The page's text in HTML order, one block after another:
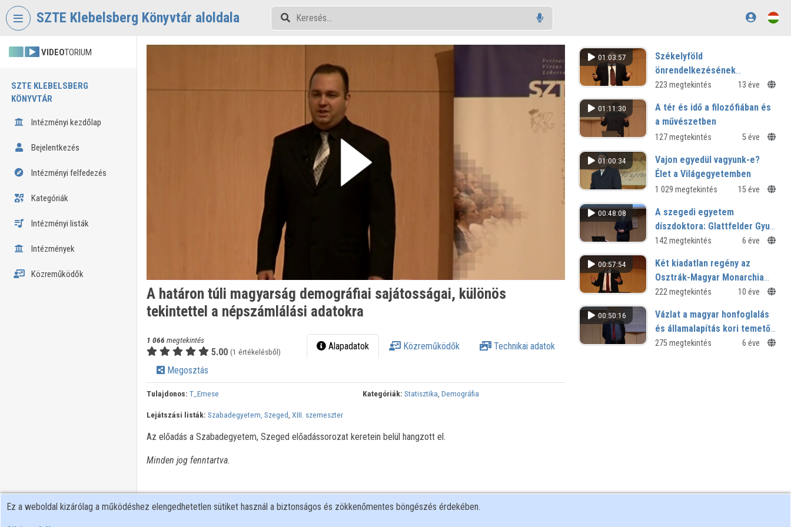
Fejléc kihagyása
SZTE Klebelsberg Könyvtár aloldala
VIDEOTORIUM
SZTE KLEBELSBERG
KÖNYVTÁR
Intézményi kezdőlap
Bejelentkezés
Intézményi felfedezés
Kategóriák
Intézményi listák
Intézmények
Közreműködők
A határon túli magyarság demográfiai sajátosságai, különös
tekintettel a népszámlálási adatokra
1 066 megtekintés
5.00 (1 értékelésből) Alapadatok Közreműködők Technikai adatok
Megosztás
Tulajdonos: T_Emese Kategóriák: Statisztika,Demográfia
Lejátszási listák: Szabadegyetem, Szeged, XIII. szemeszter
Az előadás a Szabadegyetem, Szeged előadássorozat keretein belül hangzott el.
Minden jog fenntartva.
01:03:57
Székelyföld
önrendelkezésének
évszázadai és a 21. század
223 megtekintés 13 éve
01:11:30
A tér és idő a filozófiában és
a művészetben
127 megtekintés 5 éve
01:00:34
Vajon egyedül vagyunk-e?
Élet a Világegyetemben
1 029 megtekintés 15 éve
00:48:08
A szegedi egyetem
díszdoktora: Glattfelder Gyula
csanádi püspök
142 megtekintés 6 éve
00:57:54
Két kiadatlan regény az
Osztrák-Magyar Monarchia
utolsó éveiből (Lovik Károly:
Gyula: Egon)
222 megtekintés 10 éve
00:50:16
Vázlat a magyar honfoglalás
és államalapítás kori temetők
legújabb kutatási
275 megtekintés 6 éve
Ez a weboldal kizárólag a működéshez elengedhetetlen sütiket használ a biztonságos és zökkenőmentes böngészés érdekében.